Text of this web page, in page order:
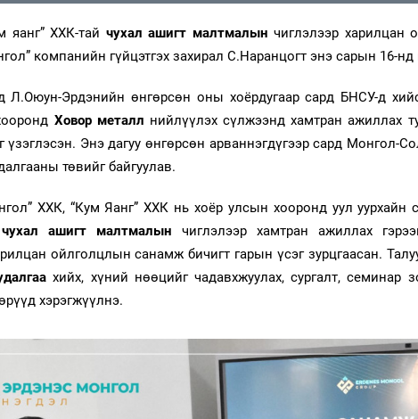
яанг” ХХК-тай чухал ашигт малтмалын чиглэлээр харилцан
компанийн гүйцэтгэх захирал С.Наранцогт энэ сарын 16-нд
Л.Оюун-Эрдэнийн өнгөрсөн оны хоёрдугаар сард БНСУ-д
Ховор металл нийлүүлэх сүлжээнд хамтран ажиллах
үзэглэсэн. Энэ дагуу өнгөрсөн арваннэгдүгээр сард Монгол-
төвийг байгуулав.
ХХК, “Кум Яанг” ХХК нь хоёр улсын хооронд уул уурхайн
чухал ашигт малтмалын чиглэлээр хамтран ажиллах
ойлголцлын санамж бичигт гарын үсэг зурцгаасан.
хийх, хүний нөөцийг чадавхжуулах, сургалт, семинар
хэрэгжүүлнэ.